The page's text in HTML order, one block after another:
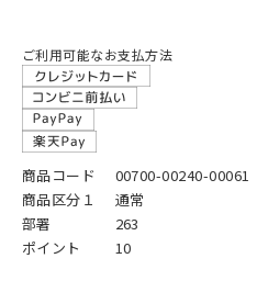
ご利用可能なお支払方法
商品コード
00700-00240-00061
商品区分１
通常
部署
263
ポイント
10